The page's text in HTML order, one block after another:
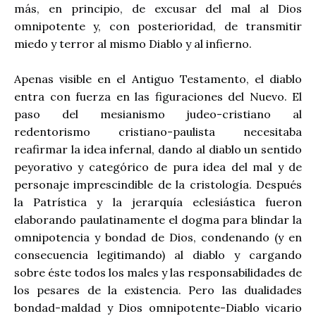
más, en principio, de excusar del mal al Dios
omnipotente y, con posterioridad, de transmitir
miedo y terror al mismo Diablo y al infierno.
Apenas visible en el Antiguo Testamento, el diablo
entra con fuerza en las figuraciones del Nuevo. El
paso del mesianismo judeo-cristiano al
redentorismo cristiano-paulista necesitaba
reafirmar la idea infernal, dando al diablo un sentido
peyorativo y categórico de pura idea del mal y de
personaje imprescindible de la cristología. Después
la Patrística y la jerarquía eclesiástica fueron
elaborando paulatinamente el dogma para blindar la
omnipotencia y bondad de Dios, condenando (y en
consecuencia legitimando) al diablo y cargando
sobre éste todos los males y las responsabilidades de
los pesares de la existencia. Pero las dualidades
bondad-maldad y Dios omnipotente-Diablo vicario